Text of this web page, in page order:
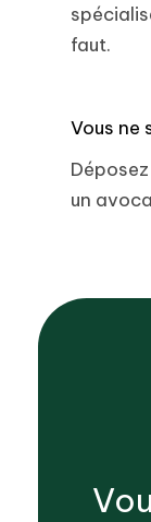
faut.
Vous ne
un